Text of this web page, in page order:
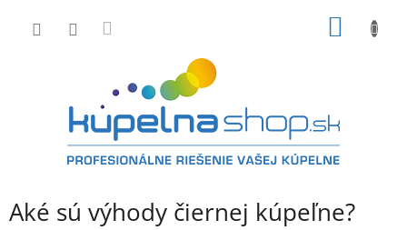
Aké sú výhody čiernej kúpeľne?